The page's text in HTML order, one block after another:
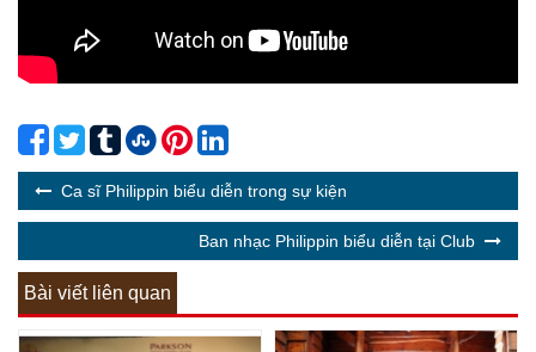
Ca sĩ Philippin biểu diễn trong sự kiện
Ban nhạc Philippin biểu diễn tại Club
Bài viết liên quan